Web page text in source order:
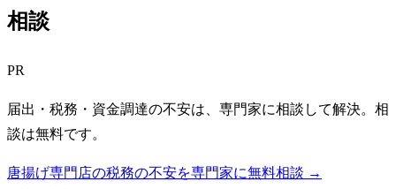
相談
PR
届出・税務・資金調達の不安は、専門家に相談して解決。相
談は無料です。
唐揚げ専門店の税務の不安を専門家に無料相談 →